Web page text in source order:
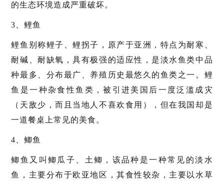
的生态环境造成严重破坏。
3、鲤鱼
鲤鱼别称鲤子、鲤拐子，原产于亚洲，特点为耐寒、
耐碱、耐缺氧，具有极强的适应性，是淡水鱼类中品
种最多、分布最广、养殖历史最悠久的鱼类之一。鲤
鱼是一种杂食性鱼类，被引进美国后一度泛滥成灾
（天敌少，而且当地人不喜欢食用），但在我国却是
一道餐桌上常见的美食。
4、鲫鱼
鲫鱼又叫鲫瓜子、土鲫，该品种是一种常见的淡水
鱼，主要分布于欧亚地区，其食性较杂，主要以水草